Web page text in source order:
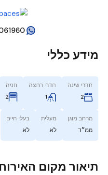
מידע כללי
חדרי שינה
2
חדרי רחצה
1
חניה
2
מרחב מוגן
ממ״ד
מעלית
לא
בעלי חיים
לא
תיאור מקום האירוח